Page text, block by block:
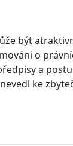
být
o
a
ke